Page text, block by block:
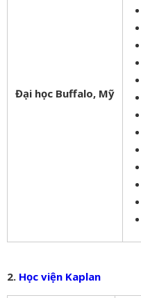
Đại học Buffalo, Mỹ
2. Học viện Kaplan